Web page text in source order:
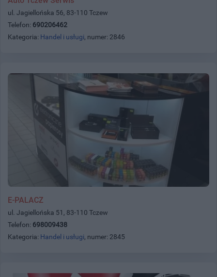
ul. Jagiellońska 56, 83-110 Tczew
Telefon: 690206462
Kategoria: Handel i usługi, numer: 2846
E-PALACZ
ul. Jagiellońska 51, 83-110 Tczew
Telefon: 698009438
Kategoria: Handel i usługi, numer: 2845